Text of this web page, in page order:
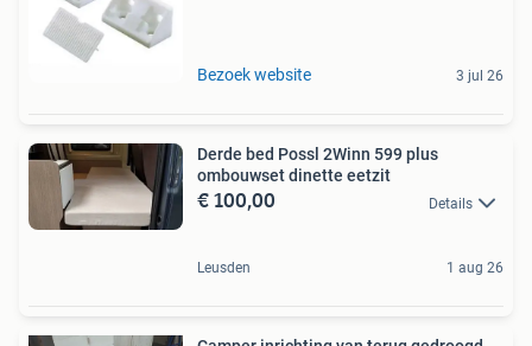
Bezoek website 3 jul 26
Derde bed Possl 2Winn 599 plus
ombouwset dinette eetzit
€ 100,00 Details
Leusden 1 aug 26